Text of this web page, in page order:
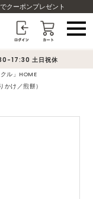
クーポンプレゼント
17:30 土日祝休
ル」HOME
け／煎餅）